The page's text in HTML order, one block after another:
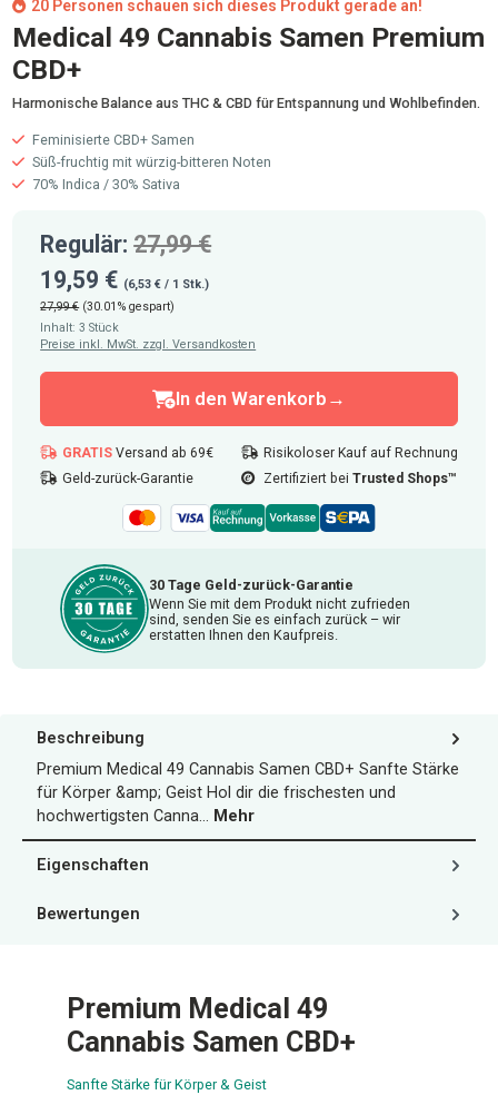
20 Personen schauen sich dieses Produkt gerade an!
Medical 49 Cannabis Samen Premium
CBD+
Harmonische Balance aus THC & CBD für Entspannung und Wohlbefinden.
Feminisierte CBD+ Samen
Süß-fruchtig mit würzig-bitteren Noten
70% Indica / 30% Sativa
Regulär: 27,99 €
19,59 € (6,53 € / 1 Stk.)
27,99 € (30.01% gespart)
Inhalt: 3 Stück
Preise inkl. MwSt. zzgl. Versandkosten
Anzahl: 1
In den Warenkorb
GRATISVersand ab 69€
Risikoloser Kauf auf Rechnung
Geld-zurück-Garantie
Zertifiziert bei Trusted Shops™
30 Tage Geld-zurück-Garantie
Wenn Sie mit dem Produkt nicht zufrieden
sind, senden Sie es einfach zurück – wir
erstatten Ihnen den Kaufpreis.
Beschreibung
Premium Medical 49 Cannabis Samen CBD+ Sanfte Stärke
für Körper &amp; Geist Hol dir die frischesten und
hochwertigsten Canna… Mehr
Eigenschaften
Bewertungen
Premium Medical 49
Cannabis Samen CBD+
Sanfte Stärke für Körper & Geist